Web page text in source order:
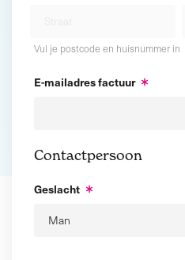
Vul je postcode en huisnummer in
E-mailadres factuur
Contactpersoon
Geslacht